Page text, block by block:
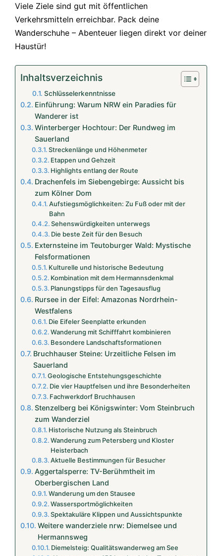
Viele Ziele sind gut mit öffentlichen
Verkehrsmitteln erreichbar. Pack deine
Wanderschuhe – Abenteuer liegen direkt vor deiner
Haustür!
Inhaltsverzeichnis
Schlüsselerkenntnisse
Einführung: Warum NRW ein Paradies für
Wanderer ist
Winterberger Hochtour: Der Rundweg im
Sauerland
Streckenlänge und Höhenmeter
Etappen und Gehzeit
Highlights entlang der Route
Drachenfels im Siebengebirge: Aussicht bis
zum Kölner Dom
Aufstiegsmöglichkeiten: Zu Fuß oder mit der
Bahn
Sehenswürdigkeiten unterwegs
Die beste Zeit für den Besuch
Externsteine im Teutoburger Wald: Mystische
Felsformationen
Kulturelle und historische Bedeutung
Kombination mit dem Hermannsdenkmal
Planungstipps für den Tagesausflug
Rursee in der Eifel: Amazonas Nordrhein-
Westfalens
Die Eifeler Seenplatte erkunden
Wanderung mit Schifffahrt kombinieren
Besondere Landschaftsformationen
Bruchhauser Steine: Urzeitliche Felsen im
Sauerland
Geologische Entstehungsgeschichte
Die vier Hauptfelsen und ihre Besonderheiten
Fachwerkdorf Bruchhausen
Stenzelberg bei Königswinter: Vom Steinbruch
zum Wanderziel
Historische Nutzung als Steinbruch
Wanderung zum Petersberg und Kloster
Heisterbach
Aktuelle Bestimmungen für Besucher
Aggertalsperre: TV-Berühmtheit im
Oberbergischen Land
Wanderung um den Stausee
Wassersportmöglichkeiten
Spektakuläre Klippen und Aussichtspunkte
Weitere wanderziele nrw: Diemelsee und
Hermannsweg
Diemelsteig: Qualitätswanderweg am See